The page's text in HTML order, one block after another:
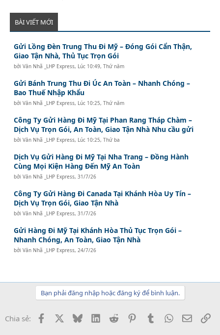
BÀI VIẾT MỚI
Gửi Lồng Đèn Trung Thu Đi Mỹ – Đóng Gói Cẩn Thận,
Giao Tận Nhà, Thủ Tục Trọn Gói
bởiVăn Nhã _LHP Express, Lúc 10:49, Thứ năm
Gửi Bánh Trung Thu Đi Úc An Toàn – Nhanh Chóng –
Bao Thuế Nhập Khẩu
bởiVăn Nhã _LHP Express, Lúc 10:25, Thứ năm
Công Ty Gửi Hàng Đi Mỹ Tại Phan Rang Tháp Chàm –
Dịch Vụ Trọn Gói, An Toàn, Giao Tận Nhà Nhu cầu gửi
bởiVăn Nhã _LHP Express, Lúc 10:25, Thứ ba
Dịch Vụ Gửi Hàng Đi Mỹ Tại Nha Trang – Đồng Hành
Cùng Mọi Kiện Hàng Đến Mỹ An Toàn
bởiVăn Nhã _LHP Express,31/7/26
Công Ty Gửi Hàng Đi Canada Tại Khánh Hòa Uy Tín –
Dịch Vụ Trọn Gói, Giao Tận Nhà
bởiVăn Nhã _LHP Express,31/7/26
Gửi Hàng Đi Mỹ Tại Khánh Hòa Thủ Tục Trọn Gói –
Nhanh Chóng, An Toàn, Giao Tận Nhà
bởiVăn Nhã _LHP Express, 24/7/26
Bạn phải đăng nhập hoặc đăng ký để bình luận.
Chia sẻ: Facebook BlueskyLinkedInReddit PinterestTumblrWhatsApp
Email